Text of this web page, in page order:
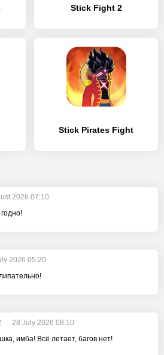
Stick Fight 2
Stick Pirates Fight
2026 07:10
2026 05:20
28 July 2026 08:10
имба! Всё летает, багов нет!